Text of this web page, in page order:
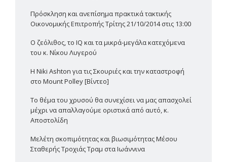
Πρόσκληση και ανεπίσημα πρακτικά τακτικής
Οικονομικής Επιτροπής Τρίτης 21/10/2014 στις 13:00
Ο ζεόλιθος, το IQ και τα μικρά-μεγάλα κατεχόμενα
του κ. Νίκου Λυγερού
Η Niki Ashton για τις Σκουριές και την καταστροφή
στο Mount Polley [Βίντεο]
Το θέμα του χρυσού θα συνεχίσει να μας απασχολεί
μέχρι να απαλλαγούμε οριστικά από αυτό, κ.
Αποστολίδη
Μελέτη σκοπιμότητας και βιωσιμότητας Μέσου
Σταθερής Τροχιάς Τραμ στα Ιωάννινα